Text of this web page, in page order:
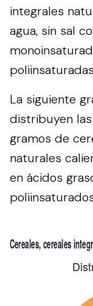
integrales
agua, sin sal
La siguiente
distribuyen
gramos de
naturales
en ácidos